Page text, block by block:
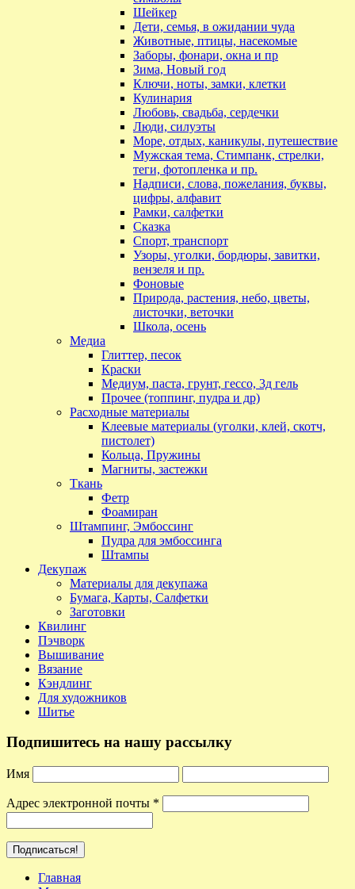
Шейкер
Дети, семья, в ожидании чуда
Животные, птицы, насекомые
Заборы, фонари, окна и пр
Зима, Новый год
Ключи, ноты, замки, клетки
Кулинария
Любовь, свадьба, сердечки
Люди, силуэты
Море, отдых, каникулы, путешествие
Мужская тема, Стимпанк, стрелки,
теги, фотопленка и пр.
Надписи, слова, пожелания, буквы,
цифры, алфавит
Рамки, салфетки
Сказка
Спорт, транспорт
Узоры, уголки, бордюры, завитки,
вензеля и пр.
Фоновые
Природа, растения, небо, цветы,
листочки, веточки
Школа, осень
Медиа
Глиттер, песок
Краски
Медиум, паста, грунт, гессо, 3д гель
Прочее (топпинг, пудра и др)
Расходные материалы
Клеевые материалы (уголки, клей, скотч,
пистолет)
Кольца, Пружины
Магниты, застежки
Ткань
Фетр
Фоамиран
Штампинг, Эмбоссинг
Пудра для эмбоссинга
Штампы
Декупаж
Материалы для декупажа
Бумага, Карты, Салфетки
Заготовки
Квилинг
Пэчворк
Вышивание
Вязание
Кэндлинг
Для художников
Шитье
Подпишитесь на нашу рассылку
Имя
Адрес электронной почты *
Главная